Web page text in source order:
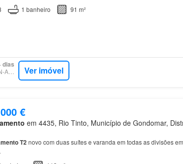
1 banheiro 91 m²
dias
GREEN-ACRES Ver imóvel
€
em 4435, Rio Tinto, Município de Gondomar,
T2novo com duas suítes e varanda em todas as divisões